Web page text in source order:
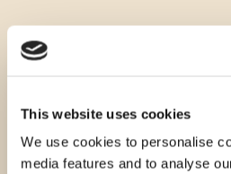
This website uses cookies
We use cookies to personalise
media features and to analyse